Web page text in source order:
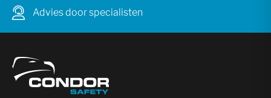
Advies door specialisten